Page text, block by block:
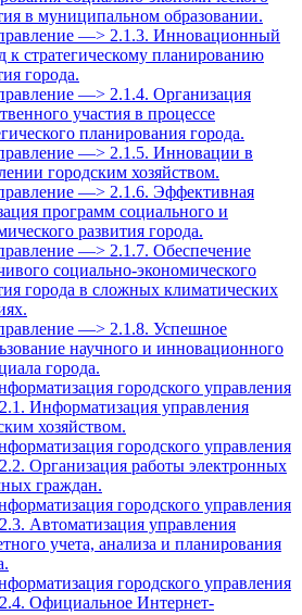
в муниципальном образовании.
—> 2.1.3. Инновационный
к стратегическому планированию
города.
—> 2.1.4. Организация
участия в процессе
планирования города.
—> 2.1.5. Инновации в
городским хозяйством.
—> 2.1.6. Эффективная
программ социального и
развития города.
—> 2.1.7. Обеспечение
социально-экономического
города в сложных климатических
—> 2.1.8. Успешное
научного и инновационного
города.
городского управления
Информатизация управления
хозяйством.
городского управления
Организация работы электронных
граждан.
городского управления
Автоматизация управления
учета, анализа и планирования
городского управления
Официальное Интернет-